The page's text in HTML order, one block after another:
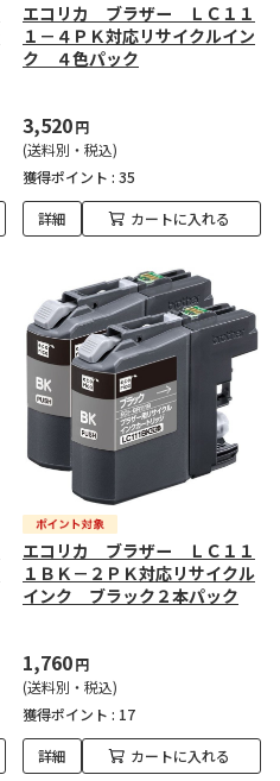
エコリカ ブラザー ＬＣ１１
１－４ＰＫ対応リサイクルイン
ク ４色パック
3,520円
(送料別・税込)
獲得ポイント : 35
詳細 カートに入れる
エコリカ ブラザー ＬＣ１１
１ＢＫ－２ＰＫ対応リサイクル
インク ブラック２本パック
1,760円
(送料別・税込)
獲得ポイント : 17
詳細 カートに入れる